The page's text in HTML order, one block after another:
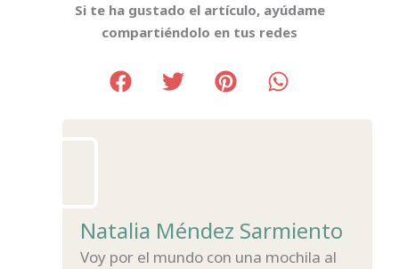
Si te ha gustado el artículo, ayúdame
compartiéndolo en tus redes
Natalia Méndez Sarmiento
Voy por el mundo con una mochila al